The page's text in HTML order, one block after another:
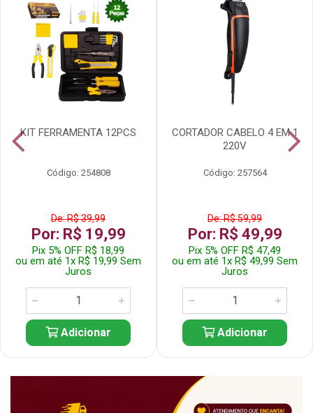
KIT FERRAMENTA 12PCS
Código: 254808
De: R$ 39,99
Por: R$ 19,99
Pix 5% OFF R$ 18,99
ou em até 1x R$ 19,99 Sem
Juros
Adicionar
CORTADOR CABELO 4 EM 1
220V
Código: 257564
De: R$ 59,99
Por: R$ 49,99
Pix 5% OFF R$ 47,49
ou em até 1x R$ 49,99 Sem
Juros
Adicionar